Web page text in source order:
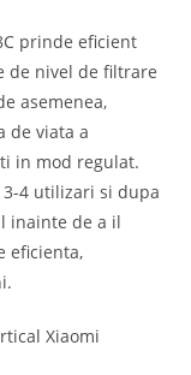
prinde eficient
de nivel de filtrare
asemenea,
de viata a
in mod regulat.
4 utilizari si dupa
inainte de a il
eficienta,
Xiaomi